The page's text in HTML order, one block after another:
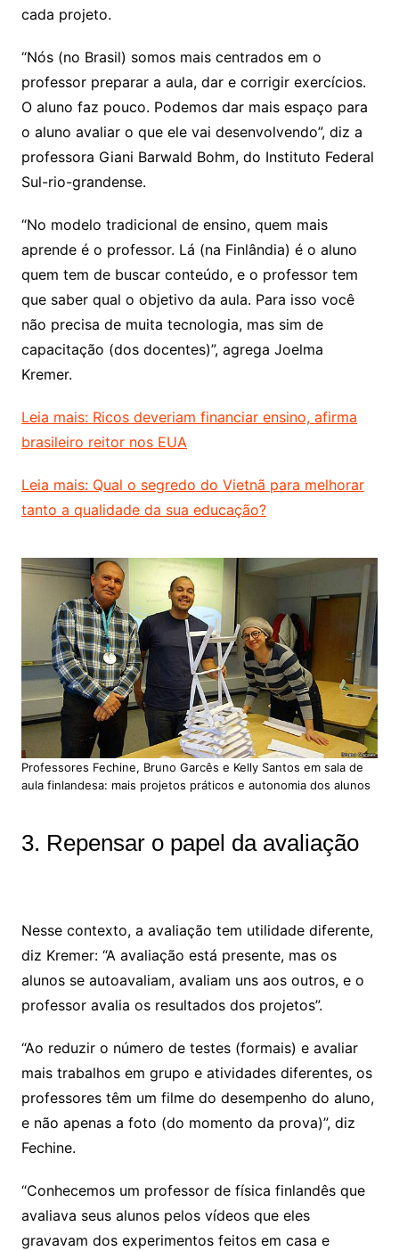
cada projeto.
“Nós (no Brasil) somos mais centrados em o
professor preparar a aula, dar e corrigir exercícios.
O aluno faz pouco. Podemos dar mais espaço para
o aluno avaliar o que ele vai desenvolvendo”, diz a
professora Giani Barwald Bohm, do Instituto Federal
Sul-rio-grandense.
“No modelo tradicional de ensino, quem mais
aprende é o professor. Lá (na Finlândia) é o aluno
quem tem de buscar conteúdo, e o professor tem
que saber qual o objetivo da aula. Para isso você
não precisa de muita tecnologia, mas sim de
capacitação (dos docentes)”, agrega Joelma
Kremer.
Leia mais: Ricos deveriam financiar ensino, afirma
brasileiro reitor nos EUA
Leia mais: Qual o segredo do Vietnã para melhorar
tanto a qualidade da sua educação?
Professores Fechine, Bruno Garcês e Kelly Santos em sala de
aula finlandesa: mais projetos práticos e autonomia dos alunos
3. Repensar o papel da avaliação
Nesse contexto, a avaliação tem utilidade diferente,
diz Kremer: “A avaliação está presente, mas os
alunos se autoavaliam, avaliam uns aos outros, e o
professor avalia os resultados dos projetos”.
“Ao reduzir o número de testes (formais) e avaliar
mais trabalhos em grupo e atividades diferentes, os
professores têm um filme do desempenho do aluno,
e não apenas a foto (do momento da prova)”, diz
Fechine.
“Conhecemos um professor de física finlandês que
avaliava seus alunos pelos vídeos que eles
gravavam dos experimentos feitos em casa e